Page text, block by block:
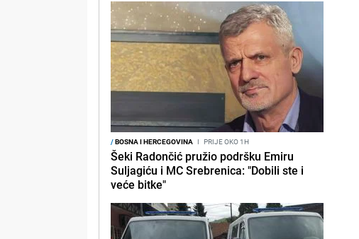
/BOSNA I HERCEGOVINA I PRIJE OKO 1H
Šeki Radončić pružio podršku Emiru
Suljagiću i MC Srebrenica: "Dobili ste i
veće bitke"